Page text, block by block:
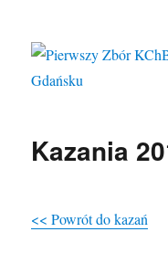
Kazania
<< Powrót do kazań